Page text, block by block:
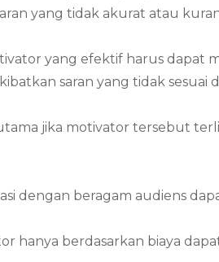
yang tidak akurat atau
yang efektif harus dapat
saran yang tidak sesuai
jika motivator tersebut
dengan beragam audiens
hanya berdasarkan biaya